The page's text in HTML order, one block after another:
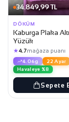
34.849,99 TL
DÖKÜM
Kaburga Plaka
Yüzük
★4.7mağaza puanı
4.06g 22 Ayar
Havaleye %8
Sepete